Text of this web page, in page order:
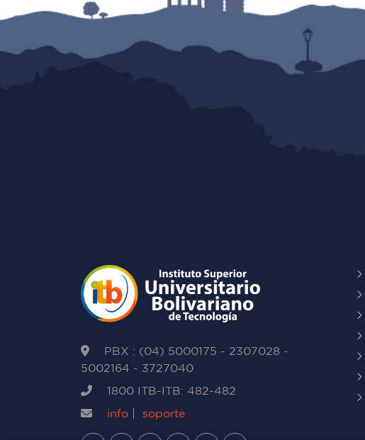
PBX : (04) 5000175 - 2307028 -
5002164 - 3727040
1800 ITB-ITB: 482-482
info
soporte